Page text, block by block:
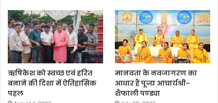
ऋषिकेश को स्वच्छ एवं हरित
बनाने की दिशा में ऐतिहासिक
पहल
मानवता के नवजागरण का
आधार हैं पूज्य आचार्यश्री-
शैफाली पण्ड्या